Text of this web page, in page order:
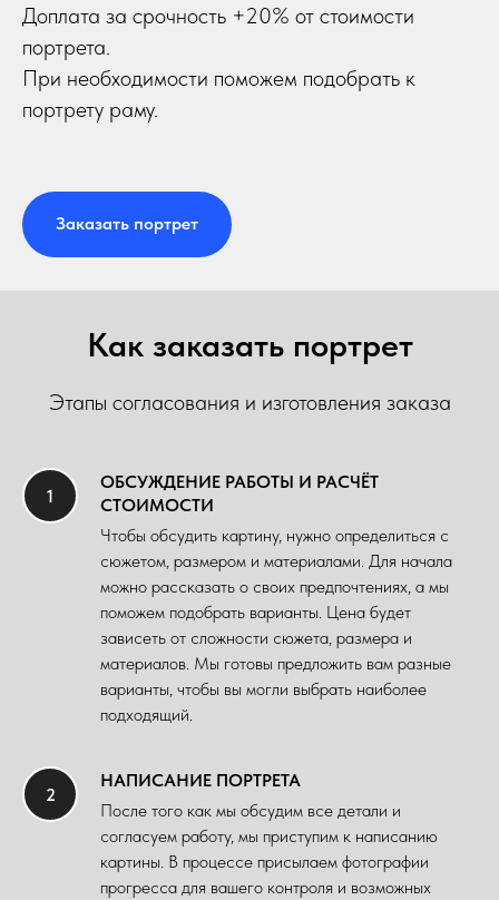
Доплата за срочность +20% от стоимости
портрета.
При необходимости поможем подобрать к
портрету раму.
Заказать портрет
Как заказать портрет
Этапы согласования и изготовления заказа
ОБСУЖДЕНИЕ РАБОТЫ И РАСЧЁТ
СТОИМОСТИ
Чтобы обсудить картину, нужно определиться с
сюжетом, размером и материалами. Для начала
можно рассказать о своих предпочтениях, а мы
поможем подобрать варианты. Цена будет
зависеть от сложности сюжета, размера и
материалов. Мы готовы предложить вам разные
варианты, чтобы вы могли выбрать наиболее
подходящий.
НАПИСАНИЕ ПОРТРЕТА
После того как мы обсудим все детали и
согласуем работу, мы приступим к написанию
картины. В процессе присылаем фотографии
прогресса для вашего контроля и возможных